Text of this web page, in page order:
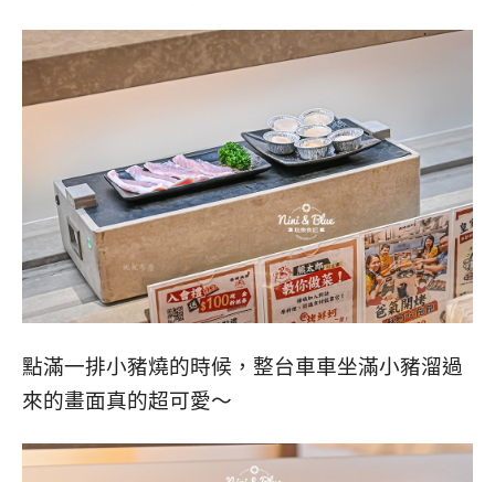
點滿一排小豬燒的時候，整台車車坐滿小豬溜過
來的畫面真的超可愛～